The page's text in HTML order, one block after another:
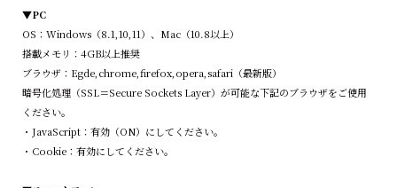
▼PC
OS：Windows（8.1,10,11）、Mac（10.8以上）
搭載メモリ：4GB以上推奨
ブラウザ：Egde,chrome,firefox,opera,safari（最新版）
暗号化処理（SSL＝Secure Sockets Layer）が可能な下記のブラウザをご使用
ください。
・JavaScript：有効（ON）にしてください。
・Cookie：有効にしてください。